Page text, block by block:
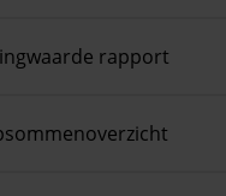
rapport